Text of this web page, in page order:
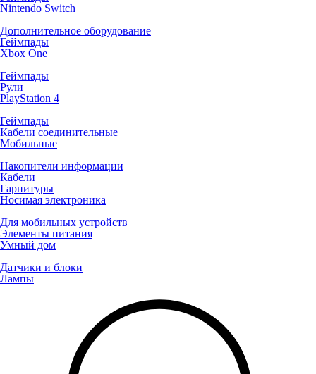
Nintendo Switch
Дополнительное оборудование
Геймпады
Xbox One
Геймпады
Рули
PlayStation 4
Геймпады
Кабели соединительные
Мобильные
Накопители информации
Кабели
Гарнитуры
Носимая электроника
Для мобильных устройств
Элементы питания
Умный дом
Датчики и блоки
Лампы